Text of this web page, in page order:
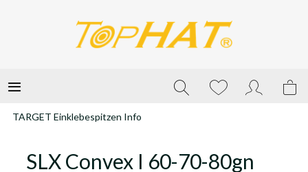
TARGET Einklebespitzen Info
SLX Convex I 60-70-80gn